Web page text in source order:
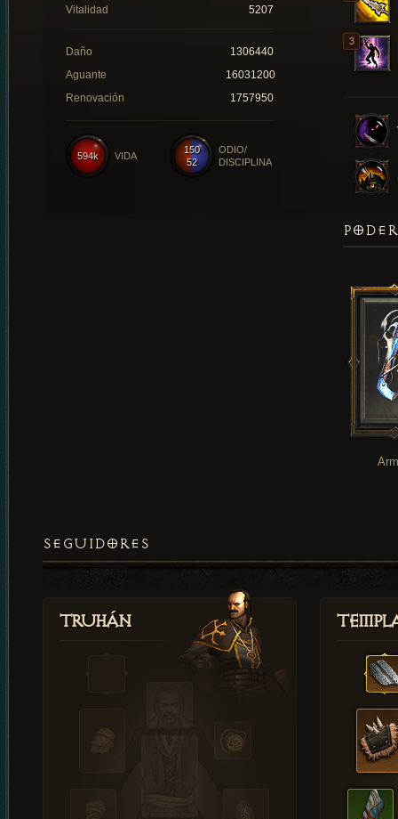
Vitalidad
5207
Daño
1306440
Aguante
16031200
Renovación
1757950
150
52
ODIO/
DISCIPLINA
594k VIDA
SEGUIDORES
Truhán